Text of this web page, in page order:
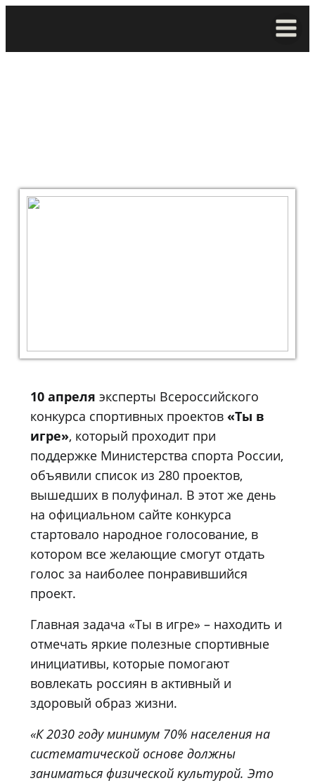
10 апреля эксперты Всероссийского
конкурса спортивных проектов «Ты в
игре», который проходит при
поддержке Министерства спорта России,
объявили список из 280 проектов,
вышедших в полуфинал. В этот же день
на официальном сайте конкурса
стартовало народное голосование, в
котором все желающие смогут отдать
голос за наиболее понравившийся
проект.
Главная задача «Ты в игре» – находить и
отмечать яркие полезные спортивные
инициативы, которые помогают
вовлекать россиян в активный и
здоровый образ жизни.
«К 2030 году минимум 70% населения на
систематической основе должны
заниматься физической культурой. Это